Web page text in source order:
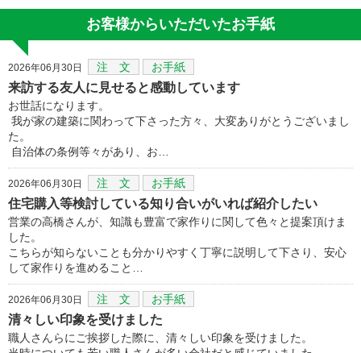
お客様からいただいたお手紙
2026年06月30日 注 文 お手紙
来訪する友人に見せると感動しています
お世話になります。
我が家の建築に関わって下さった方々、大変ありがとうございまし
た。
自治体の条例等々があり、お…
2026年06月30日 注 文 お手紙
住宅購入等検討している知り合いがいれば紹介したい
営業の高橋さんが、知識も豊富で家作りに関して色々と提案頂けま
した。
こちらが知らないことも分かりやすく丁寧に説明して下さり、安心
して家作りを進めること…
2026年06月30日 注 文 お手紙
清々しい印象を受けました
職人さんらにご挨拶した際に、清々しい印象を受けました。